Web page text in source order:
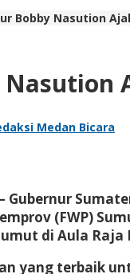
Bobby Nasution
Medan Bicara
Gubernur
(FWP)
di Aula
yang terbaik